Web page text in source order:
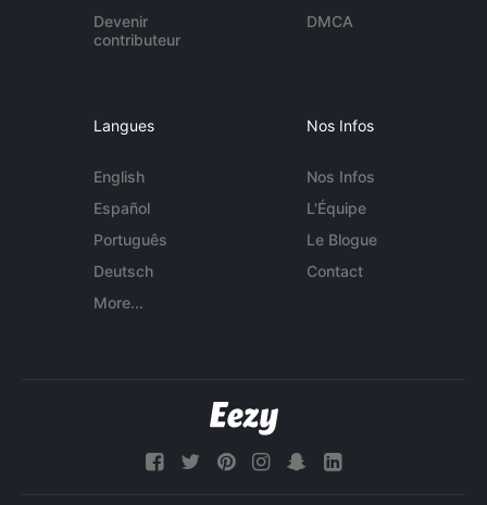
Devenir
contributeur
DMCA
Langues
English
Español
Português
Deutsch
More...
Nos Infos
Nos Infos
L'Équipe
Le Blogue
Contact